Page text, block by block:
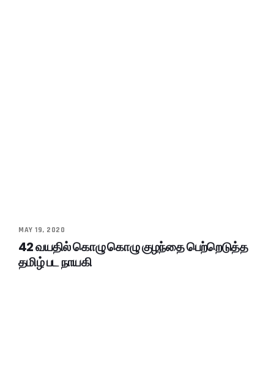
MAY 19, 2020
42 வயதில் கொழு கொழு குழந்தை பெற்றெடுத்த
தமிழ் பட நாயகி